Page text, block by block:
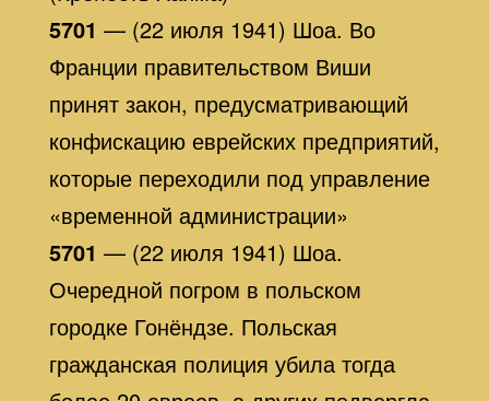
5701 — (22 июля 1941) Шоа. Во
Франции правительством Виши
принят закон, предусматривающий
конфискацию еврейских предприятий,
которые переходили под управление
«временной администрации»
5701 — (22 июля 1941) Шоа.
Очередной погром в польском
городке Гонёндзе. Польская
гражданская полиция убила тогда